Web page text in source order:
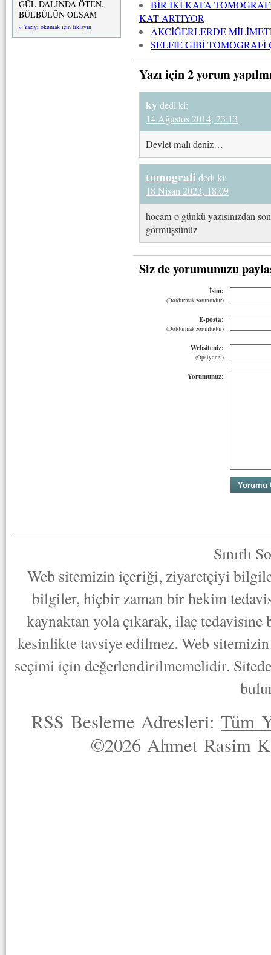
GÜL DALINDA ÖTEN,
BÜLBÜLÜN OLSAM
» Yazıyı okumak için tıklayın
BİR İKİ KAFA
KAT ARTIYOR
AKCİĞERLERDE
SELFİE GİBİ TOMOGRAFİ
Yazı için 2 yorum
ky dedi ki:
14 Ağustos 2014, 23:13
Devlet malı deniz…
tomografi dedi ki:
18 Nisan 2023, 18:09
hocam o günkü yazısınızdan
görmüşsünüz
Siz de yorumunuzu
İsim:
(Doldurmak zorunludur)
E-posta:
(Doldurmak zorunludur)
Websiteniz:
(Opsiyonel)
Yorumunuz:
Sınırlı
Web sitemizin içeriği, ziyaretçiyi
bilgiler, hiçbir zaman bir hekim
kaynaktan yola çıkarak, ilaç
kesinlikte tavsiye edilmez. Web
seçimi için değerlendirilmemelidir.
RSS Besleme Adresleri:Tüm
©2026 Ahmet Rasim